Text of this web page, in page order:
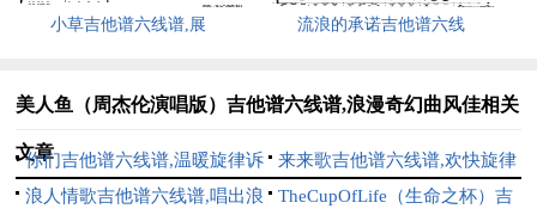
小草吉他谱六线谱,展 流浪的承诺吉他谱六线
美人鱼（周杰伦演唱版）吉他谱六线谱,浪漫奇幻曲风佳相关
文章
你们吉他谱六线谱,温暖旋律诉
深情
来来歌吉他谱六线谱,欢快旋律
之佳作
浪人情歌吉他谱六线谱,唱出浪
TheCupOfLife（生命之杯）吉